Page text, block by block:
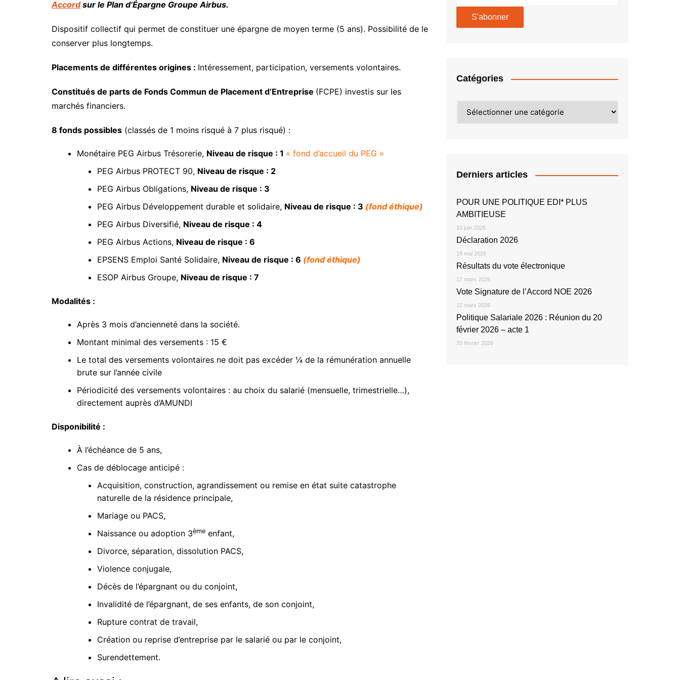
Vie au Travail
Accordsur le Plan d’Épargne Groupe Airbus.
Dispositif collectif qui permet de constituer une épargne de moyen terme (5 ans). Possibilité de le
conserver plus longtemps.
Placements de différentes origines : Intéressement, participation, versements volontaires.
Constitués de parts de Fonds Commun de Placement d’Entreprise (FCPE) investis sur les
marchés financiers.
8 fonds possibles (classés de 1 moins risqué à 7 plus risqué) :
Monétaire PEG Airbus Trésorerie, Niveau de risque : 1 « fond d’accueil du PEG »
PEG Airbus PROTECT 90, Niveau de risque : 2
PEG Airbus Obligations, Niveau de risque : 3
PEG Airbus Développement durable et solidaire, Niveau de risque : 3 (fond éthique)
PEG Airbus Diversifié, Niveau de risque : 4
PEG Airbus Actions, Niveau de risque : 6
EPSENS Emploi Santé Solidaire, Niveau de risque : 6 (fond éthique)
ESOP Airbus Groupe, Niveau de risque : 7
Modalités :
Après 3 mois d’ancienneté dans la société.
Montant minimal des versements : 15 €
Le total des versements volontaires ne doit pas excéder ¼ de la rémunération annuelle
brute sur l’année civile
Périodicité des versements volontaires : au choix du salarié (mensuelle, trimestrielle…),
directement auprès d’AMUNDI
Disponibilité :
À l’échéance de 5 ans,
Cas de déblocage anticipé :
Acquisition, construction, agrandissement ou remise en état suite catastrophe
naturelle de la résidence principale,
Mariage ou PACS,
Naissance ou adoption 3ème enfant,
Divorce, séparation, dissolution PACS,
Violence conjugale,
Décès de l’épargnant ou du conjoint,
Invalidité de l’épargnant, de ses enfants, de son conjoint,
Rupture contrat de travail,
Création ou reprise d’entreprise par le salarié ou par le conjoint,
Surendettement.
Catégories
Derniers articles
POUR UNE POLITIQUE EDI* PLUS
AMBITIEUSE
10 juin 2026
Déclaration 2026
18 mai 2026
Résultats du vote électronique
17 mars 2026
Vote Signature de l’Accord NOE 2026
12 mars 2026
Politique Salariale 2026 : Réunion du 20
février 2026 – acte 1
20 février 2026